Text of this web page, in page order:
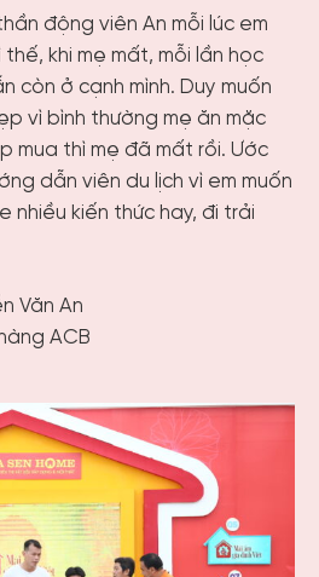
động viên An mỗi lúc em
khi mẹ mất, mỗi lần học
còn ở cạnh mình. Duy muốn
vì bình thường mẹ ăn mặc
mua thì mẹ đã mất rồi. Ước
dẫn viên du lịch vì em muốn
nhiều kiến thức hay, đi trải
Văn An
ACB